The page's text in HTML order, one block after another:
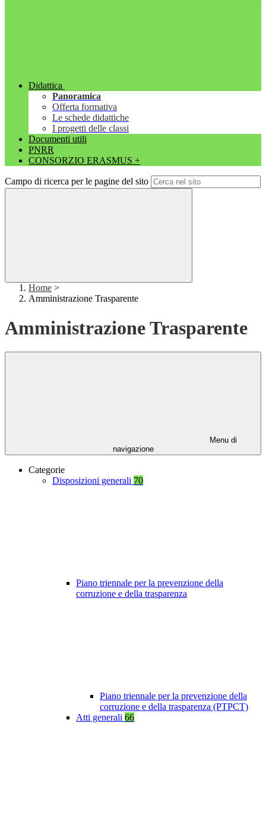
Didattica
Panoramica
Offerta formativa
Le schede didattiche
I progetti delle classi
Documenti utili
PNRR
CONSORZIO ERASMUS +
Campo di ricerca per le pagine del sito
Home >
Amministrazione Trasparente
Amministrazione Trasparente
Menu di
navigazione
Categorie
Disposizioni generali 70
Piano triennale per la prevenzione della
corruzione e della trasparenza
Piano triennale per la prevenzione della
corruzione e della trasparenza (PTPCT)
Atti generali 66